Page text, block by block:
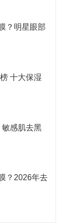
？明星眼部
十大保湿
感肌去黑
？2026年去